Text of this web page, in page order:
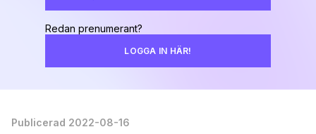
Redan prenumerant?
LOGGA IN HÄR!
Publicerad 2022-08-16